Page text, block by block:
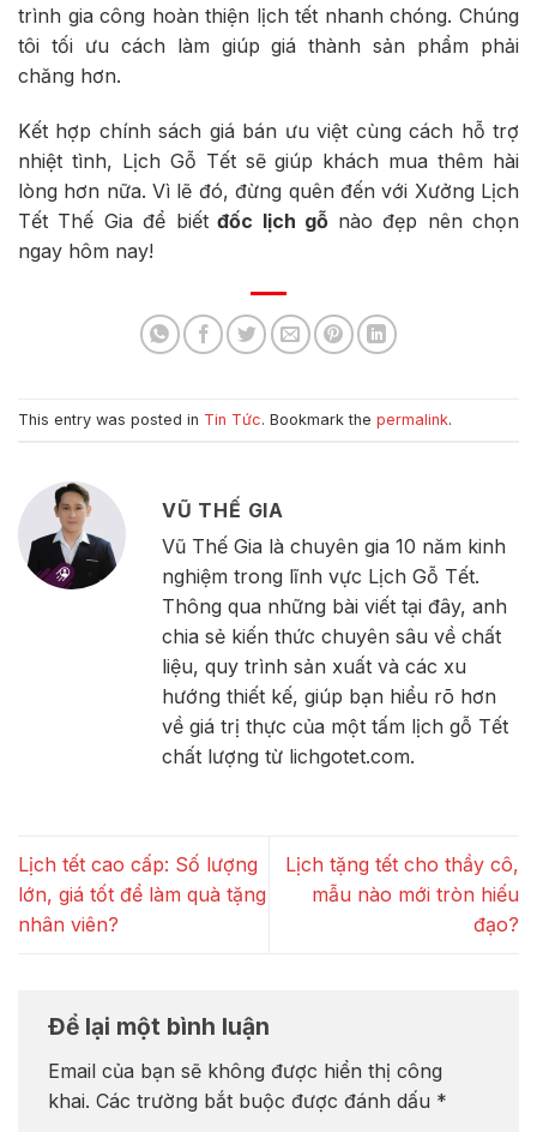
trình gia công hoàn thiện lịch tết nhanh chóng. Chúng
tôi tối ưu cách làm giúp giá thành sản phẩm phải
chăng hơn.
Kết hợp chính sách giá bán ưu việt cùng cách hỗ trợ
nhiệt tình, Lịch Gỗ Tết sẽ giúp khách mua thêm hài
lòng hơn nữa. Vì lẽ đó, đừng quên đến với Xưởng Lịch
Tết Thế Gia để biếtđốc lịch gỗ nào đẹp nên chọn
ngay hôm nay!
This entry was posted in Tin Tức. Bookmark the permalink.
VŨ THẾ GIA
Vũ Thế Gia là chuyên gia 10 năm kinh
nghiệm trong lĩnh vực Lịch Gỗ Tết.
Thông qua những bài viết tại đây, anh
chia sẻ kiến thức chuyên sâu về chất
liệu, quy trình sản xuất và các xu
hướng thiết kế, giúp bạn hiểu rõ hơn
về giá trị thực của một tấm lịch gỗ Tết
chất lượng từ lichgotet.com.
Lịch tết cao cấp: Số lượng
lớn, giá tốt để làm quà tặng
nhân viên?
Lịch tặng tết cho thầy cô,
mẫu nào mới tròn hiếu
đạo?
Để lại một bình luận
Email của bạn sẽ không được hiển thị công
khai. Các trường bắt buộc được đánh dấu *